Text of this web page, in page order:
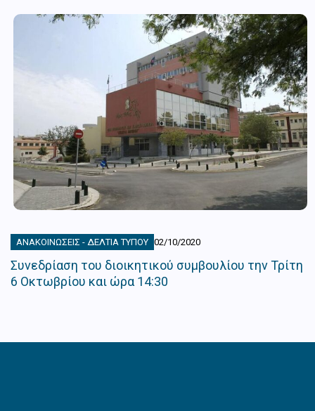
ΑΝΑΚΟΙΝΏΣΕΙΣ - ΔΕΛΤΊΑ ΤΎΠΟΥ 02/10/2020
Συνεδρίαση του διοικητικού συμβουλίου την Τρίτη
6 Οκτωβρίου και ώρα 14:30